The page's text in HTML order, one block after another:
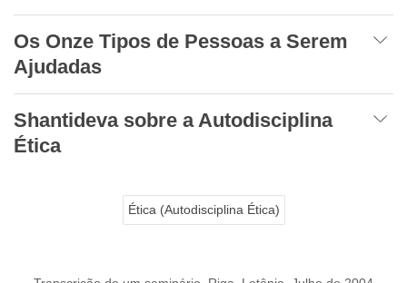
Os Onze Tipos de Pessoas a Serem
Ajudadas
Shantideva sobre a Autodisciplina
Ética
Ética (Autodisciplina Ética)